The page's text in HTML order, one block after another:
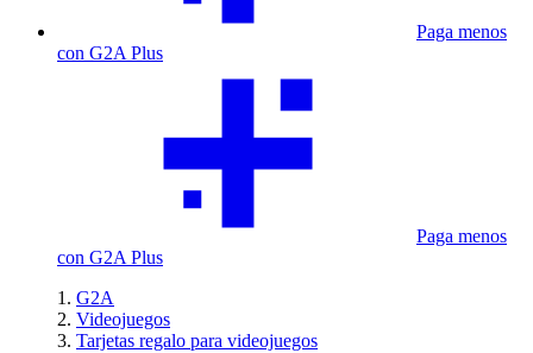
Paga menos
con G2A Plus
Paga menos
con G2A Plus
G2A
Videojuegos
Tarjetas regalo para videojuegos